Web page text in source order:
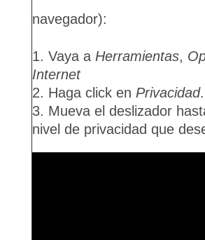
navegador):
Vaya a Herramientas,
Internet
Haga click en Privacidad.
Mueva el deslizador
nivel de privacidad que